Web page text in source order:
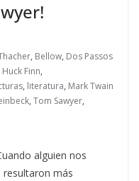
, Bellow, Dos Passos
Huck Finn,
, literatura, Mark Twain
, Tom Sawyer,
alguien nos
resultaron más